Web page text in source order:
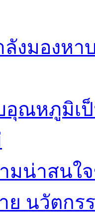
งมองหา
อุณหภูมิเ
มน่าสนใ
ย นวัตก